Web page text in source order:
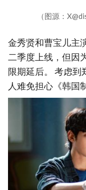
（图源：
金秀贤和曹宝儿主
二季度上线，但因
限期延后。 考虑
人难免担心《韩国